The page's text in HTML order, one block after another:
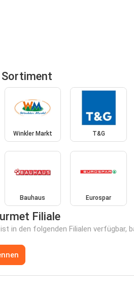
Sortiment
Winkler Markt T&G
Bauhaus Eurospar
Filiale
in den folgenden Filialen